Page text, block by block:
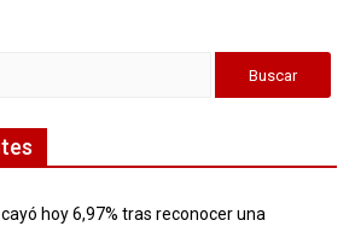
hoy 6,97% tras reconocer una